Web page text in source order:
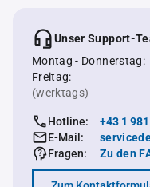
Unser Support-
Montag - Donnerstag:
Freitag:
(werktags)
Hotline:
+43 1
E-Mail:
Fragen:
Zu den